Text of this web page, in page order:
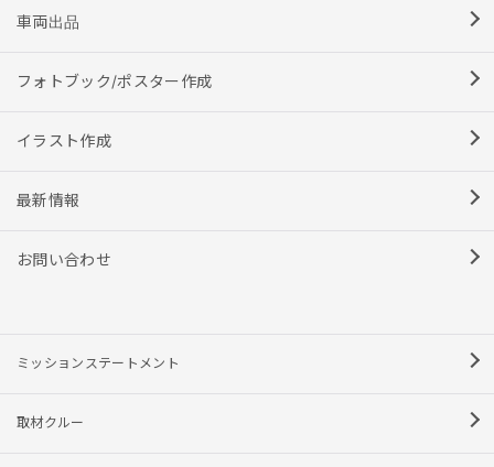
車両出品
フォトブック/ポスター作成
イラスト作成
最新情報
お問い合わせ
ミッションステートメント
取材クルー